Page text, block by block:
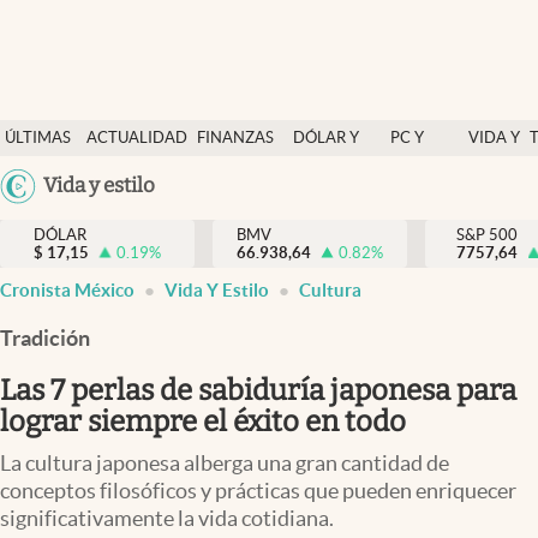
ÚLTIMAS
NOTICIAS
ACTUALIDAD
FINANZAS
DÓLAR Y
PC Y
VIDA Y
México
Vida y estilo
Actualidad
Finanzas y economía
Dólar y mercados
Pc y celular
Vida y estilo
DÓLAR
$ 17,15 0.19%
BMV
66.938,64
0.82%
S&P 500
7757,64
Cronista México Vida Y Estilo Cultura
Tradición
Las 7 perlas de sabiduría japonesa para
lograr siempre el éxito en todo
La cultura japonesa alberga una gran cantidad de
conceptos filosóficos y prácticas que pueden enriquecer
significativamente la vida cotidiana.